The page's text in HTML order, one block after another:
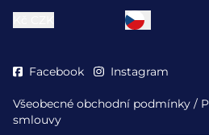
Facebook Instagram
Všeobecné obchodní podmínky /
smlouvy